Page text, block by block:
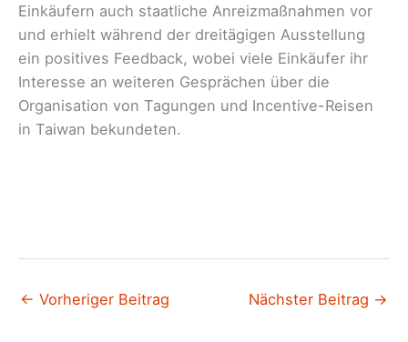
Einkäufern auch staatliche Anreizmaßnahmen vor
und erhielt während der dreitägigen Ausstellung
ein positives Feedback, wobei viele Einkäufer ihr
Interesse an weiteren Gesprächen über die
Organisation von Tagungen und Incentive-Reisen
in Taiwan bekundeten.
← Vorheriger Beitrag Nächster Beitrag →